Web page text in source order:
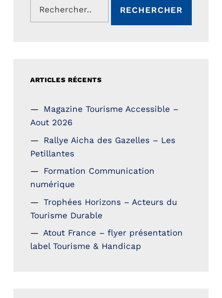
ARTICLES RÉCENTS
Magazine Tourisme Accessible –
Aout 2026
Rallye Aicha des Gazelles – Les
Petillantes
Formation Communication
numérique
Trophées Horizons – Acteurs du
Tourisme Durable
Atout France – flyer présentation
label Tourisme & Handicap